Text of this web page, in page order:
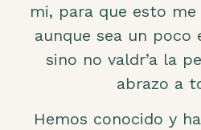
mi, para que esto me
aunque sea un poco
sino no valdr’a la
abrazo a
Hemos conocido y